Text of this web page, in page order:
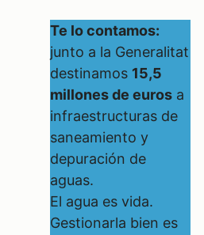
Te lo contamos:
junto a la Generalitat
destinamos 15,5
millones de euros a
infraestructuras de
saneamiento y
depuración de
aguas.
El agua es vida.
Gestionarla bien es